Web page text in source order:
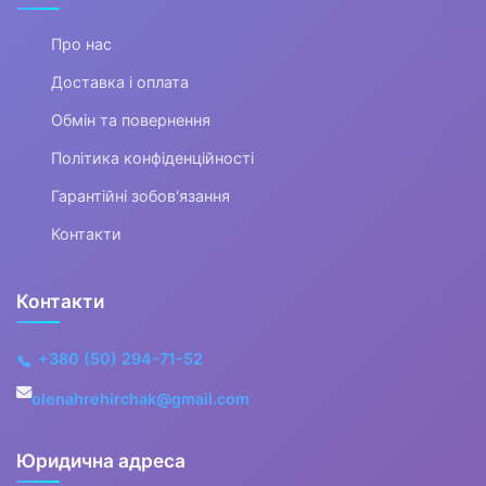
Ножиці шкільні
Зошити учнівські
Кольоровий папір та картон
Блокноти шкільні
Підставки для книг
Про нас
Доставка і оплата
Обмін та повернення
Політика конфіденційності
Гарантійні зобов'язання
Контакти
Контакти
📞 +380 (50) 294-71-52
olenahrehirchak@gmail.com
Юридична адреса